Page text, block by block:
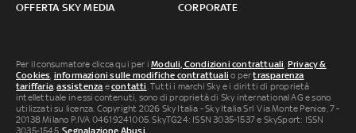
OFFERTA SKY MEDIA CORPORATE
Per il consumatore clicca qui per iModuli, Condizioni contrattuali Privacy &
Cookies informazioni sulle modifiche contrattuali o pertrasparenza
tariffaria ,assistenza econtatti . Tutti i marchi Sky e i diritti di proprietà
intellettuale in essi contenuti, sono di proprietà di Sky international AG e sono
utilizzati su licenza. Copyright 2026 Sky Italia - Sky Italia Srl Via Monte Penice, 7 -
20138 Milano P.IVA 04619241005. SkyTG24: ISSN 3035-1537 e SkySport: ISSN
3035-1545.Segnalazione Abusi